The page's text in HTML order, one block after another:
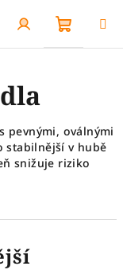
Přihlášení
pevnými, oválnými
stabilnější v hubě
snižuje riziko